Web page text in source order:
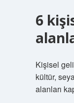
6
Kişisel
kültür,
alanları